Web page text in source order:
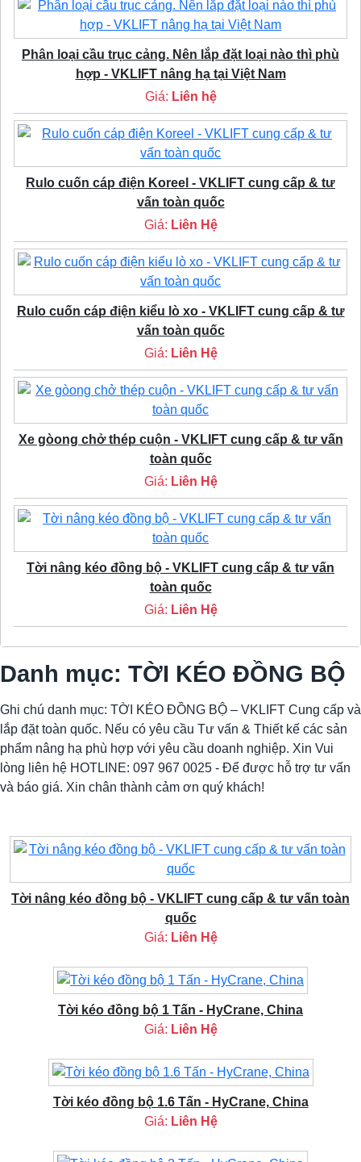
Phân loại cầu trục cảng. Nên lắp đặt loại nào thì phù
hợp - VKLIFT nâng hạ tại Việt Nam
Giá: Liên hệ
Rulo cuốn cáp điện Koreel - VKLIFT cung cấp & tư
vấn toàn quốc
Giá: Liên Hệ
Rulo cuốn cáp điện kiểu lò xo - VKLIFT cung cấp & tư
vấn toàn quốc
Giá: Liên Hệ
Xe gòong chở thép cuộn - VKLIFT cung cấp & tư vấn
toàn quốc
Giá: Liên Hệ
Tời nâng kéo đồng bộ - VKLIFT cung cấp & tư vấn
toàn quốc
Giá: Liên Hệ
Danh mục: TỜI KÉO ĐỒNG BỘ
Ghi chú danh mục: TỜI KÉO ĐỒNG BỘ – VKLIFT Cung cấp và
lắp đặt toàn quốc. Nếu có yêu cầu Tư vấn & Thiết kế các sản
phẩm nâng hạ phù hợp với yêu cầu doanh nghiệp. Xin Vui
lòng liên hệ HOTLINE: 097 967 0025 - Để được hỗ trợ tư vấn
và báo giá. Xin chân thành cảm ơn quý khách!
Tời nâng kéo đồng bộ - VKLIFT cung cấp & tư vấn toàn
quốc
Giá: Liên Hệ
Tời kéo đồng bộ 1 Tấn - HyCrane, China
Giá: Liên Hệ
Tời kéo đồng bộ 1.6 Tấn - HyCrane, China
Giá: Liên Hệ